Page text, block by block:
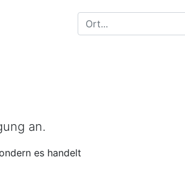
an.
es handelt